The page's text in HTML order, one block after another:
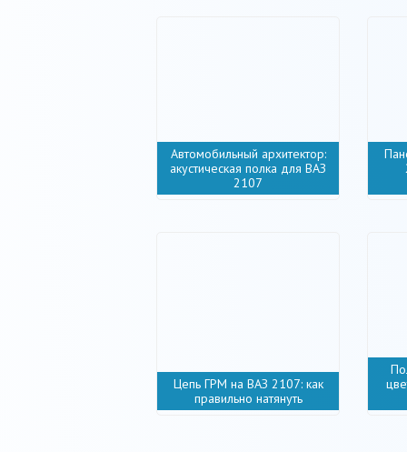
Автомобильный архитектор:
акустическая полка для ВАЗ
2107
Цепь ГРМ на ВАЗ 2107: как
правильно натянуть